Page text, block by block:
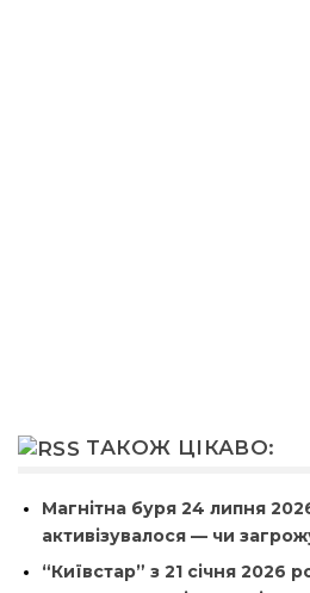
ТАКОЖ ЦІКАВО:
Магнітна буря 24 липня
активізувалося — чи
“Київстар” з 21 січня 2026